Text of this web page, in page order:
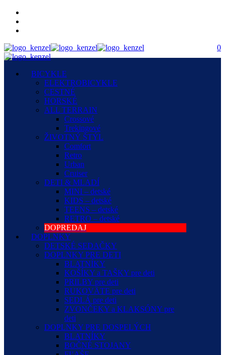
BICYKLE
ELEKTROBICYKLE
CESTNÉ
HORSKÉ
ALL TERRAIN
Crossové
Trekingové
ŽIVOTNÝ ŠTÝL
Comfort
Retro
Urban
Cruiser
DETI & MLADÍ
MINI – detské
KIDS – detské
TEENS – detské
RETRO – detské
DOPREDAJ
DOPLNKY
DETSKÉ SEDAČKY
DOPLNKY PRE DETI
BLATNÍKY
KOŠÍKY a TAŠKY pre deti
PRILBY pre deti
RUKOVÄTE pre deti
SEDLÁ pre deti
ZVONČEKY a KLAKSÓNY pre
deti
DOPLNKY PRE DOSPELÝCH
BLATNÍKY
BOČNÉ STOJANY
0